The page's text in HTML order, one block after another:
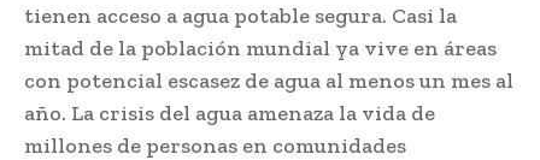
tienen acceso a agua potable segura. Casi la
mitad de la población mundial ya vive en áreas
con potencial escasez de agua al menos un mes al
año. La crisis del agua amenaza la vida de
millones de personas en comunidades